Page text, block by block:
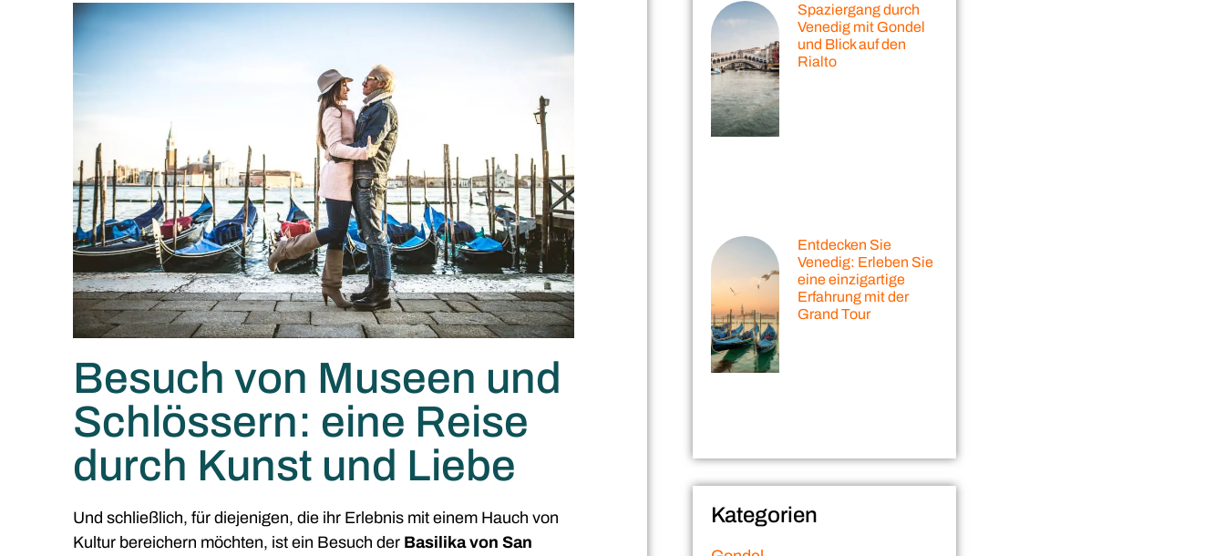
Besuch von Museen und
Schlössern: eine Reise
durch Kunst und Liebe
Und schließlich, für diejenigen, die ihr Erlebnis mit einem Hauch von
Kultur bereichern möchten, ist ein Besuch der Basilika von San
Spaziergang durch
Venedig mit Gondel
und Blick auf den
Rialto
Entdecken Sie
Venedig: Erleben Sie
eine einzigartige
Erfahrung mit der
Grand Tour
Kategorien